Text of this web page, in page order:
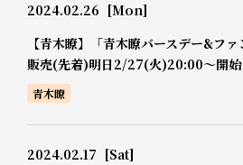
2024.02.26 [Mon]
【青木瞭】「青木瞭バースデー&フ
販売(先着)明日2/27(火)20:00～開始
青木瞭
2024.02.17 [Sat]